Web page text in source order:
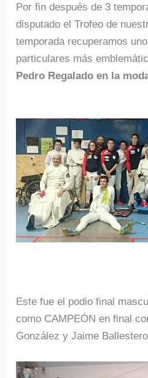
Por fin después de 3
disputado el Trofeo de
temporada recuperamos
particulares más
Pedro Regalado en la
Este fue el podio final
como CAMPEÓN en final
González y Jaime